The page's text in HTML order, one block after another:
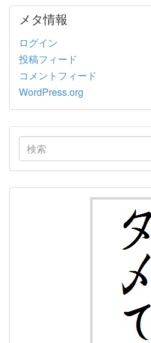
メタ情報
ログイン
投稿フィード
コメントフィード
WordPress.org